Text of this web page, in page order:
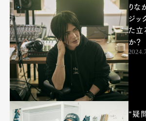
ProductCulture
Pen Membership
Official Columnist
Contact
りな
ジッ
た立
か？
“疑